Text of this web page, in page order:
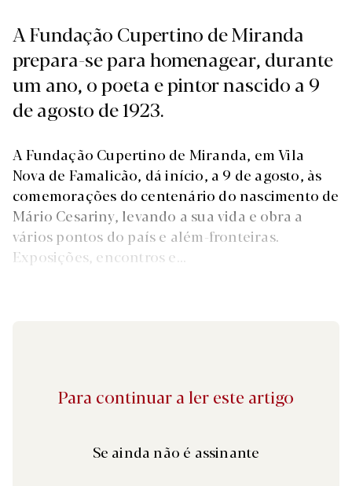
A Fundação Cupertino de Miranda
prepara-se para homenagear, durante
um ano, o poeta e pintor nascido a 9
de agosto de 1923.
A Fundação Cupertino de Miranda, em Vila
Nova de Famalicão, dá início, a 9 de agosto, às
comemorações do centenário do nascimento de
Mário Cesariny, levando a sua vida e obra a
vários pontos do país e além-fronteiras.
Exposições, encontros e...
Para continuar a ler este artigo
Se ainda não é assinante